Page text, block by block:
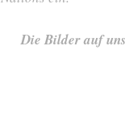
Die Bilder auf